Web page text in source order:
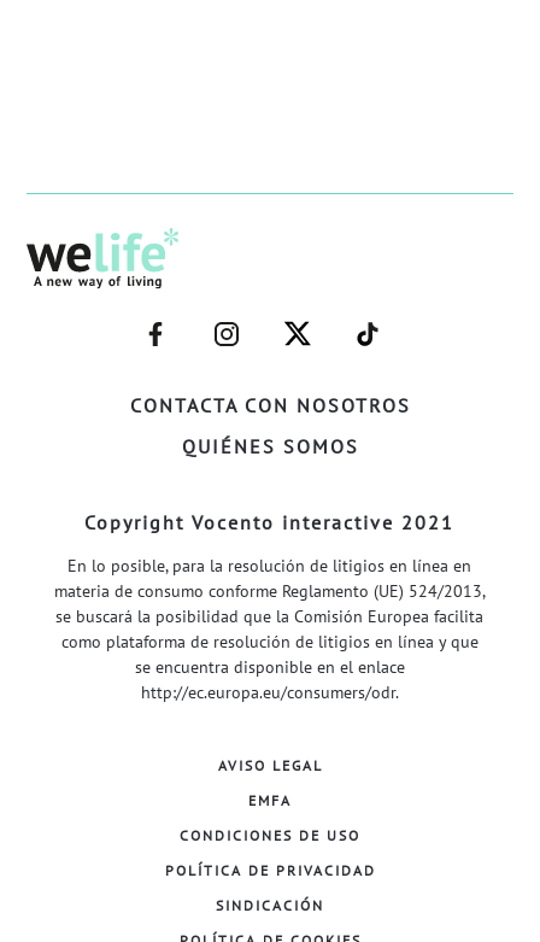
CONTACTA CON NOSOTROS
QUIÉNES SOMOS
–
FACEBOOK–
–
INSTAGRAM–
–
TWITTER–
–
WELIFE–
Copyright Vocento interactive 2021
En lo posible, para la resolución de litigios en línea en
materia de consumo conforme Reglamento (UE) 524/2013,
se buscará la posibilidad que la Comisión Europea facilita
como plataforma de resolución de litigios en línea y que
se encuentra disponible en el enlace
http://ec.europa.eu/consumers/odr.
AVISO LEGAL
EMFA
CONDICIONES DE USO
POLÍTICA DE PRIVACIDAD
SINDICACIÓN